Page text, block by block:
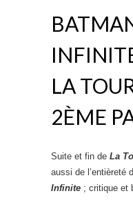
LA
2ÈME
Suite et fin de La
aussi de l’entièreté
Infinite ; critique et